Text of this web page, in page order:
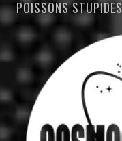
POISSONS STUPIDES